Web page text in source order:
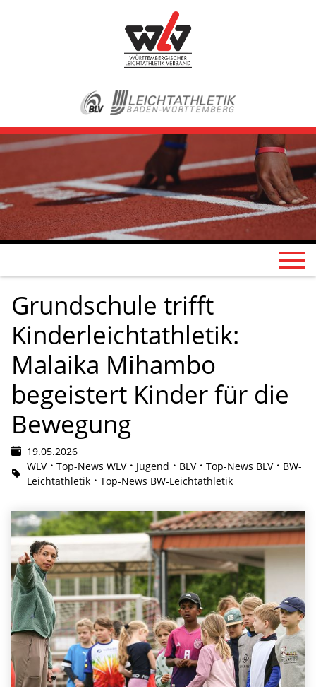
Grundschule trifft
Kinderleichtathletik:
Malaika Mihambo
begeistert Kinder für die
Bewegung
19.05.2026
WLV
Top-News WLV Jugend BLV Top-News BLV
BW-
Leichtathletik
Top-News BW-Leichtathletik